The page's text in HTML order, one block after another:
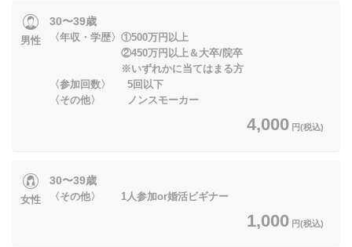
男性
30〜39歳
〈年収・学歴〉①500万円以上
②450万円以上＆大卒/院卒
※いずれかに当てはまる方
〈参加回数〉 5回以下
〈その他〉 ノンスモーカー
4,000 円(税込)
女性
30〜39歳
〈その他〉 1人参加or婚活ビギナー
1,000 円(税込)